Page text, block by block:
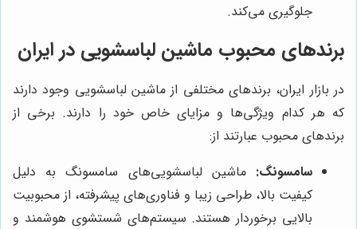
جلوگیری می‌کند.
برندهای محبوب ماشین لباسشویی در ایران
در بازار ایران، برندهای مختلفی از ماشین لباسشویی وجود دارند
که هر کدام ویژگی‌ها و مزایای خاص خود را دارند. برخی از
برندهای محبوب عبارتند از:
سامسونگ: ماشین لباسشویی‌های سامسونگ به دلیل
کیفیت بالا، طراحی زیبا و فناوری‌های پیشرفته، از محبوبیت
بالایی برخوردار هستند. سیستم‌های شستشوی هوشمند و